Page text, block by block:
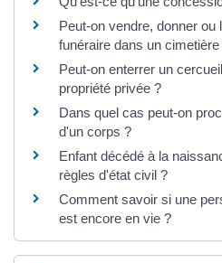
Peut-on vendre, donner
funéraire dans un cimetière
Peut-on enterrer un
propriété privée ?
Dans quel cas peut-on
d'un corps ?
Enfant décédé à la
règles d'état civil ?
Comment savoir si une
est encore en vie ?